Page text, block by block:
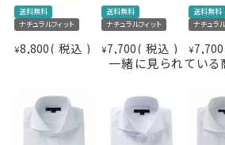
在宅・出勤といったテレワークスタイル
ャツといえるでしょう。
カフス部分はコンバーチブルカフスに
で、カフスボタンもご利用いただけます。
素材
綿100％（80番手双糸）
プレミアムコットン＝ペルヴィ
形態安定
ツイル（チェッカーフラッグパ
キーパー
取り外し式
前立て
裏前立て
後身頃
バックダーツ入り
送料無料
ナチュラルフィット
¥8,800 税込
送料無料
ナチュラルフィット
¥7,700 税込
送料無料
ナチュラ
¥7,700
一緒に見られている